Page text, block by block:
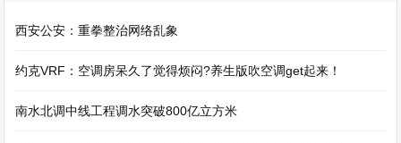
西安公安：重拳整治网络乱象
约克VRF：空调房呆久了觉得烦闷?养生版吹空调get起来！
南水北调中线工程调水突破800亿立方米